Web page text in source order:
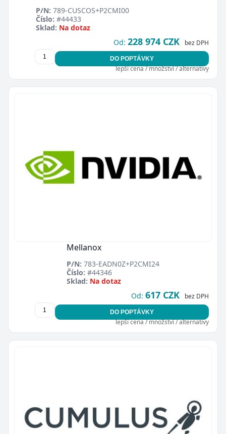
P/N: 789-CUSCOS+P2CMI00
Číslo: #44433
Sklad: Na dotaz
Od: 228 974 CZK bez DPH
DO POPTÁVKY
lepší cena / množství / alternativy
Mellanox
P/N: 783-EADN0Z+P2CMI24
Číslo: #44346
Sklad: Na dotaz
Od: 617 CZK bez DPH
DO POPTÁVKY
lepší cena / množství / alternativy